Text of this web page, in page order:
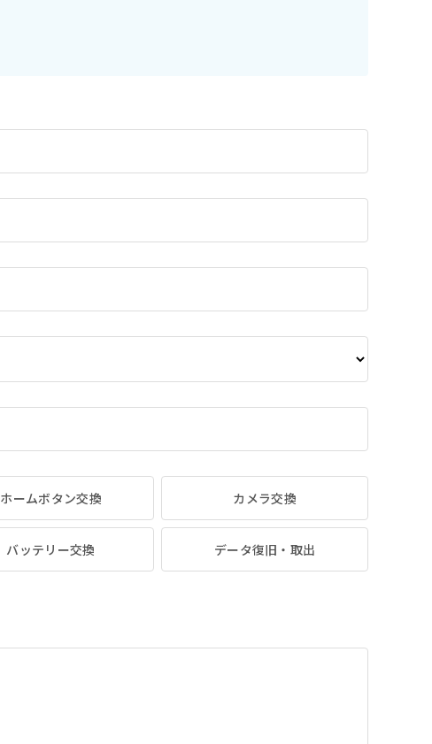
ホームボタン交換 カメラ交換
バッテリー交換 データ復旧・取出